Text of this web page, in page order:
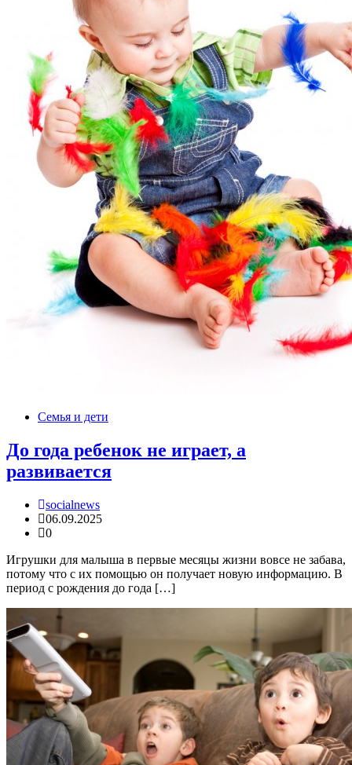
Семья и дети
До года ребенок не играет, а
развивается
socialnews
06.09.2025
0
Игрушки для малыша в первые месяцы жизни вовсе не забава,
потому что с их помощью он получает новую информацию. В
период с рождения до года […]